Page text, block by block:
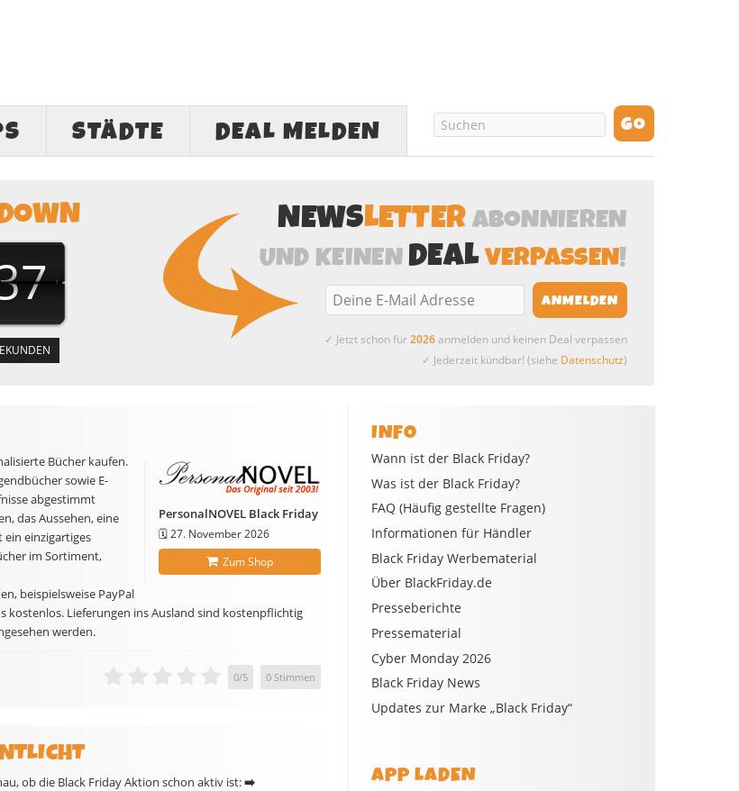
STÄDTE DEAL MELDEN
NEWSLETTERABONNIEREN
UND KEINENDEALVERPASSEN!
✓ Jetzt schon für2026anmelden und keinen Deal verpassen
✓ Jederzeit kündbar! (siehe Datenschutz)
PersonalNOVEL Black Friday
🗓️27. November 2026
Zum Shop
Bücher kaufen.
sowie E-
abgestimmt
das Aussehen, eine
einzigartiges
im Sortiment,
beispielsweise PayPal
kostenlos. Lieferungen ins Ausland sind kostenpflichtig
werden.
0/5 0Stimmen
ob die Black Friday Aktion schon aktiv ist:➡️
INFO
Wann ist der Black Friday?
Was ist der Black Friday?
FAQ (Häufig gestellte Fragen)
Informationen für Händler
Black Friday Werbematerial
Über BlackFriday.de
Presseberichte
Pressematerial
Cyber Monday 2026
Black Friday News
Updates zur Marke „Black Friday“
APP LADEN